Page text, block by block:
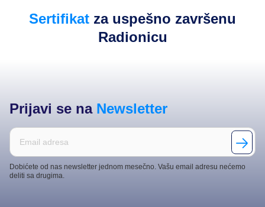
Sertifikat za uspešno završenu
Radionicu
Prijavi se na Newsletter
Dobićete od nas newsletter jednom mesečno. Vašu email adresu nećemo
deliti sa drugima.